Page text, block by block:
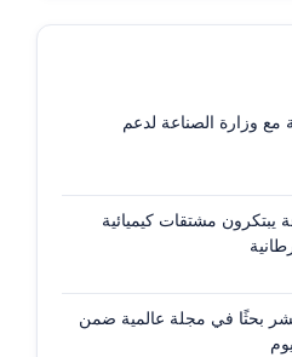
مع وزارة الصناعة لدعم
يبتكرون مشتقات كيميائية
بحثًا في مجلة عالمية ضمن